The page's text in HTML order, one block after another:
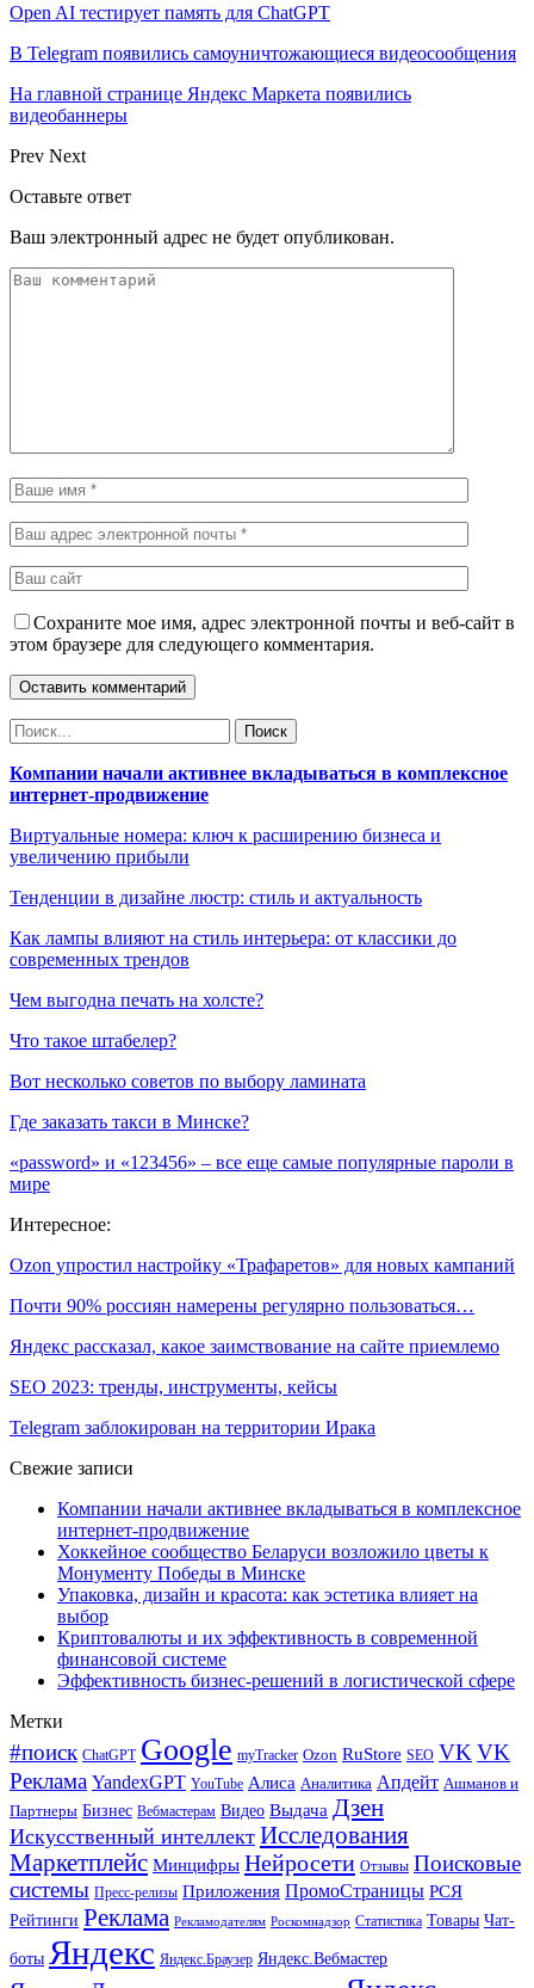
Open AI тестирует память для ChatGPT
В Telegram появились самоуничтожающиеся видеосообщения
На главной странице Яндекс Маркета появились
видеобаннеры
Prev Next
Оставьте ответ
Ваш электронный адрес не будет опубликован.
Сохраните мое имя, адрес электронной почты и веб-сайт в
этом браузере для следующего комментария.
Компании начали активнее вкладываться в комплексное
интернет-продвижение
Виртуальные номера: ключ к расширению бизнеса и
увеличению прибыли
Тенденции в дизайне люстр: стиль и актуальность
Как лампы влияют на стиль интерьера: от классики до
современных трендов
Чем выгодна печать на холсте?
Что такое штабелер?
Вот несколько советов по выбору ламината
Где заказать такси в Минске?
«password» и «123456» – все еще самые популярные пароли в
мире
Интересное:
Ozon упростил настройку «Трафаретов» для новых кампаний
Почти 90% россиян намерены регулярно пользоваться…
Яндекс рассказал, какое заимствование на сайте приемлемо
SEO 2023: тренды, инструменты, кейсы
Telegram заблокирован на территории Ирака
Свежие записи
Компании начали активнее вкладываться в комплексное
интернет-продвижение
Хоккейное сообщество Беларуси возложило цветы к
Монументу Победы в Минске
Упаковка, дизайн и красота: как эстетика влияет на
выбор
Криптовалюты и их эффективность в современной
финансовой системе
Эффективность бизнес-решений в логистической сфере
Метки
#поиск ChatGPT Google myTracker Ozon RuStore SEO VK VK
Реклама YandexGPT YouTube Алиса Аналитика Апдейт Ашманов и
Партнеры Бизнес Вебмастерам Видео Выдача Дзен
Искусственный интеллект Исследования
Маркетплейс Минцифры Нейросети Отзывы Поисковые
системы Пресс-релизы Приложения ПромоСтраницы РСЯ
Рейтинги Реклама Рекламодателям Роскомнадзор Статистика Товары Чат-
боты Яндекс Яндекс.Браузер Яндекс.Вебмастер